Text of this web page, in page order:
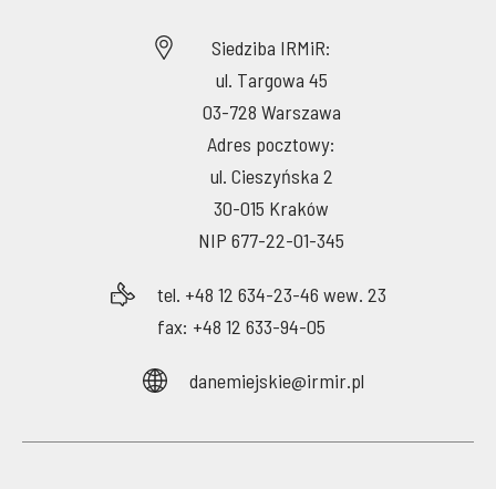
Siedziba IRMiR:
ul. Targowa 45
03-728 Warszawa
Adres pocztowy:
ul. Cieszyńska 2
30-015 Kraków
NIP 677-22-01-345
tel. +48 12 634-23-46 wew. 23
fax: +48 12 633-94-05
danemiejskie@irmir.pl